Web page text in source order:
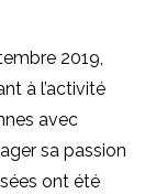
2019,
à l’activité
avec
sa passion
ont été